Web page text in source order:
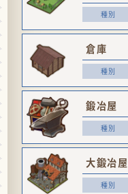
倉庫
鍛冶屋
大鍛冶屋